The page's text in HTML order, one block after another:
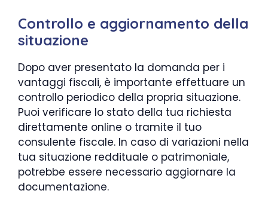
Controllo e aggiornamento della
situazione
Dopo aver presentato la domanda per i
vantaggi fiscali, è importante effettuare un
controllo periodico della propria situazione.
Puoi verificare lo stato della tua richiesta
direttamente online o tramite il tuo
consulente fiscale. In caso di variazioni nella
tua situazione reddituale o patrimoniale,
potrebbe essere necessario aggiornare la
documentazione.